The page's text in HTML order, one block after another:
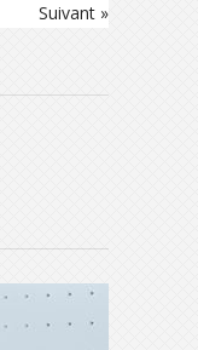
Suivant »